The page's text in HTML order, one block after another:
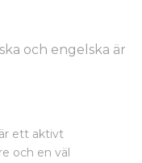
och engelska är
ett aktivt
och en väl